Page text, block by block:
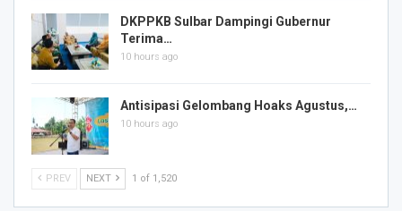
DKPPKB Sulbar Dampingi Gubernur
Terima…
10 hours ago
Antisipasi Gelombang Hoaks Agustus,…
10 hours ago
PREV NEXT 1 of 1,520